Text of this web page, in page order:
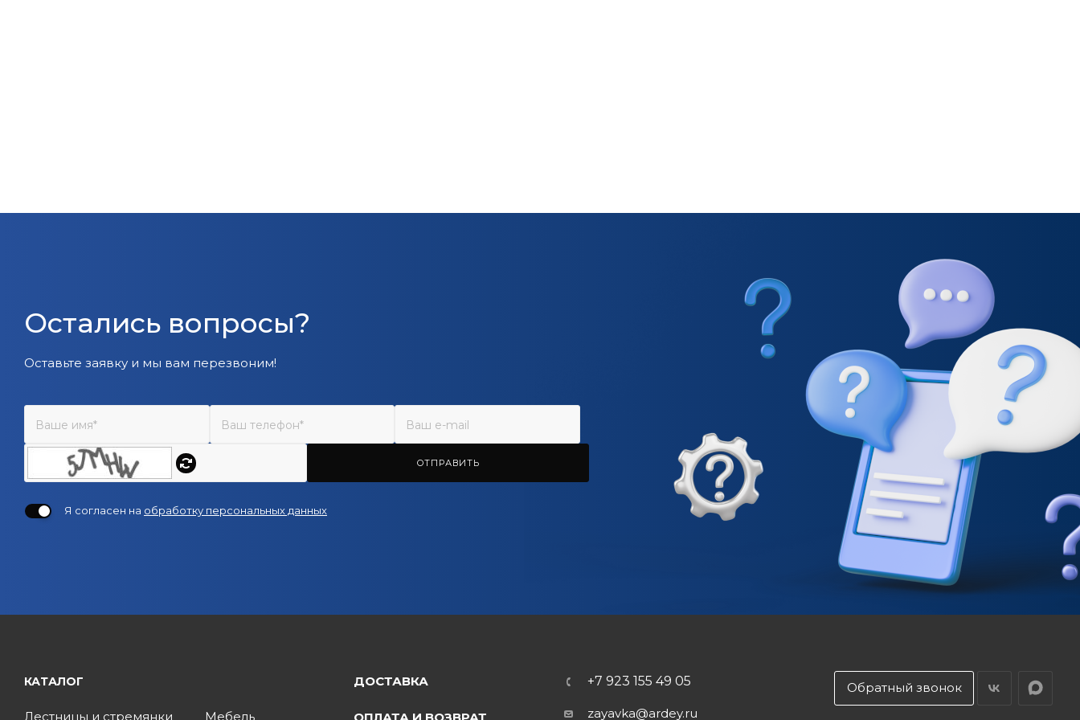
Остались вопросы?
Оставьте заявку и мы вам перезвоним!
ОТПРАВИТЬ
Я согласен на обработку персональных данных
КАТАЛОГ
Лестницы и стремянки Мебель
ДОСТАВКА +7 923 155 49 05
zayavka@ardey.ru
Обратный звонок